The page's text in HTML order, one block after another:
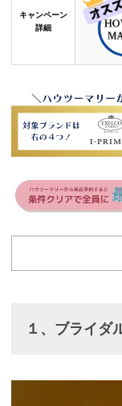
キャンペーン
詳細
１、ブライダ